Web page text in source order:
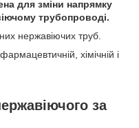
для зміни напрямку
трубопроводі.
нержавіючих труб.
хімічній і
за